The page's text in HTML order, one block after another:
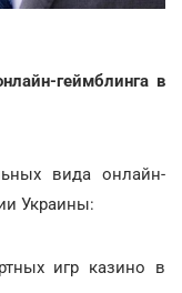
геймблинга в
вида онлайн-
Украины:
игр казино в